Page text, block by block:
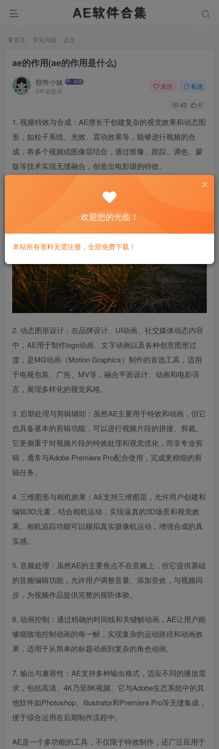
首页 常见问题 正文
ae的作用(ae的作用是什么)
软件小妹
2年前发布
关注 私信
42 0
1. 视频特效与合成：AE擅长于创建复杂的视觉效果和动态图
形，如粒子系统、光效、震动效果等，能够进行视频的合
成，将多个视频或图像层结合，通过抠像、跟踪、调色、蒙
版等技术实现无缝融合，创造出电影级的特效。
2. 动态图形设计：在品牌设计、UI动画、社交媒体动态内容
中，AE用于制作logo动画、文字动画以及各种创意图形过
渡，是MG动画（Motion Graphics）制作的首选工具，适用
于电视包装、广告、MV等，融合平面设计、动画和电影语
言，展现多样化的视觉风格。
3. 后期处理与剪辑辅助：虽然AE主要用于特效和动画，但它
也具备基本的剪辑功能，可以进行视频片段的拼接、剪裁。
它更侧重于对视频片段的特效处理和视觉优化，而非专业剪
辑，通常与Adobe Premiere Pro配合使用，完成更精细的剪
辑任务。
4. 三维图形与相机效果：AE支持三维图层，允许用户创建和
编辑3D元素，结合相机运动，实现逼真的3D场景和视觉效
果。相机追踪功能可以模拟真实摄像机运动，增强合成的真
实感。
5. 音频处理：虽然AE的主要焦点不在音频上，但它提供基础
的音频编辑功能，允许用户调整音量、添加音效，与视频同
步，为视频作品提供完整的视听体验。
6. 动画控制：通过精确的时间线和关键帧动画，AE让用户能
够细致地控制动画的每一帧，实现复杂的运动路径和动画效
果，适用于从简单的标题动画到复杂的角色动画。
7. 输出与兼容性：AE支持多种输出格式，适应不同的播放需
求，包括高清、4K乃至8K视频。它与Adobe生态系统中的其
他软件如Photoshop、Illustrator和Premiere Pro等无缝集成，
便于综合运用在后期制作流程中。
AE是一个多功能的工具，不仅限于特效制作，还广泛应用于
欢迎您的光临！
本站所有资料无需注册，全部免费下载！